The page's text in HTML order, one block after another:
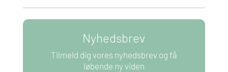
Nyhedsbrev
Tilmeld dig vores nyhedsbrev og få
løbende ny viden